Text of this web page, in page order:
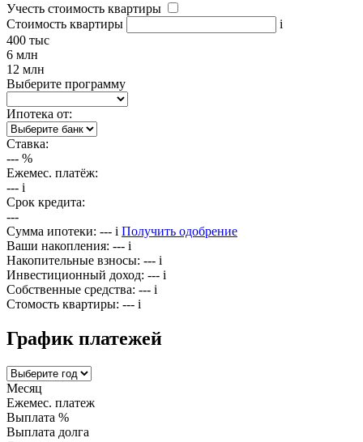
Учесть стоимость квартиры
Стоимость квартиры
i
400 тыс
6 млн
12 млн
Выберите программу
Ипотека от:
Ставка:
--- %
Ежемес. платёж:
--- i
Срок кредита:
---
Сумма ипотеки: --- i Получить одобрение
Ваши накопления: --- i
Накопительные взносы: --- i
Инвестиционный доход: --- i
Собственные средства: --- i
Стомость квартиры: --- i
График платежей
Месяц
Ежемес. платеж
Выплата %
Выплата долга